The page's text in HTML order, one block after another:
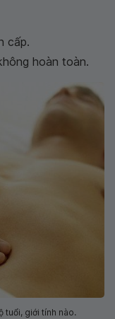
cấp.
hoàn toàn.
tuổi, giới tính nào.